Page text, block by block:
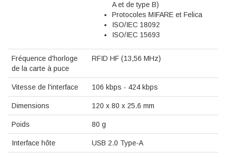
A et de type B)
Protocoles MIFARE et Felica
ISO/IEC 18092
ISO/IEC 15693
Fréquence d'horloge
de la carte à puce
RFID HF (13,56 MHz)
Vitesse de l'interface 106 kbps - 424 kbps
Dimensions 120 x 80 x 25.6 mm
Poids 80 g
Interface hôte USB 2.0 Type-A